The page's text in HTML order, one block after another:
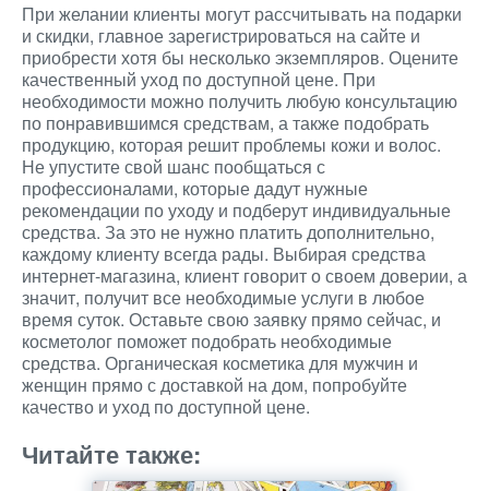
При желании клиенты могут рассчитывать на подарки
и скидки, главное зарегистрироваться на сайте и
приобрести хотя бы несколько экземпляров. Оцените
качественный уход по доступной цене. При
необходимости можно получить любую консультацию
по понравившимся средствам, а также подобрать
продукцию, которая решит проблемы кожи и волос.
Не упустите свой шанс пообщаться с
профессионалами, которые дадут нужные
рекомендации по уходу и подберут индивидуальные
средства. За это не нужно платить дополнительно,
каждому клиенту всегда рады. Выбирая средства
интернет-магазина, клиент говорит о своем доверии, а
значит, получит все необходимые услуги в любое
время суток. Оставьте свою заявку прямо сейчас, и
косметолог поможет подобрать необходимые
средства. Органическая косметика для мужчин и
женщин прямо с доставкой на дом, попробуйте
качество и уход по доступной цене.
Читайте также: